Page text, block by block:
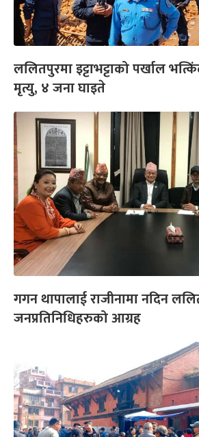
ललितपुरमा इट्टाभट्टाको पर्खाल
मृत्यु, ४ जना घाइते
गगन थापालाई राजीनामा नदिन
जनप्रतिनिधिहरुको आग्रह